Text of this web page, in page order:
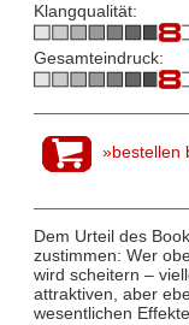
Klangqualität:
Gesamteindruck:
»bestellen
Dem Urteil des
zustimmen: Wer
wird scheitern –
attraktiven, aber
wesentlichen